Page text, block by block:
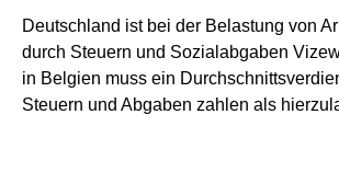
Deutschland ist bei der Belastung von
durch Steuern und Sozialabgaben
in Belgien muss ein
Steuern und Abgaben zahlen als